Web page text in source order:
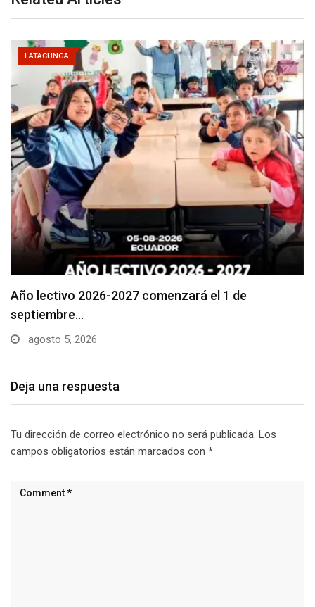
LATACUNGA
Se suspenderá servicio de agua potable en varios…
agosto 5, 2026
Deja una respuesta
Tu dirección de correo electrónico no será publicada. Los
campos obligatorios están marcados con *